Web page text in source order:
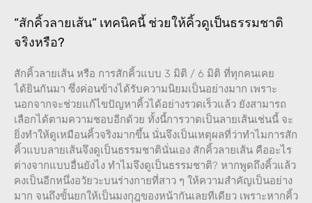
“สักคิ้วลายเส้น” เทคนิคนี้ ช่วยให้คิ้วดูเป็นธรรมชาติ
จริงหรือ?
สักคิ้วลายเส้น หรือ การสักคิ้วแบบ 3 มิติ / 6 มิติ ที่ทุกคนเคย
ได้ยินกันมา ซึ่งค่อนข้างได้รับความนิยมเป็นอย่างมาก เพราะ
นอกจากจะช่วยแก้ไขปัญหาคิ้วได้อย่างรวดเร็วแล้ว ยังสามารถ
เลือกได้ตามความชอบอีกด้วย ทั้งนี้การวาดเป็นลายเส้นเช่นนี้ จะ
ยิ่งทำให้ดูเหมือนคิ้วจริงมากขึ้น นั่นจึงเป็นเหตุผลที่ว่าทำไมการสัก
คิ้วแบบลายเส้นจึงดูเป็นธรรมชาตินั่นเอง สักคิ้วลายเส้น คืออะไร
ต่างจากแบบอื่นยังไง ทำไมจึงดูเป็นธรรมชาติ? หากพูดถึงคิ้วแล้ว
คงเป็นอีกหนึ่งอวัยวะบนร่างกายที่สาว ๆ ให้ความสำคัญเป็นอย่าง
มาก จนถึงขั้นยกให้เป็นมงกุฎของหน้ากันเลยทีเดียว เพราะหากคิ้ว